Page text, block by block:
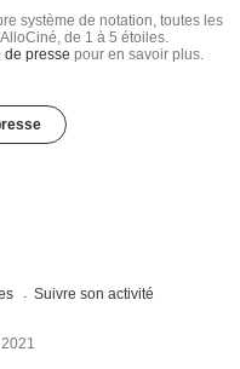
système de notation, toutes les
de 1 à 5 étoiles.
de presse pour en savoir plus.
Suivre son activité